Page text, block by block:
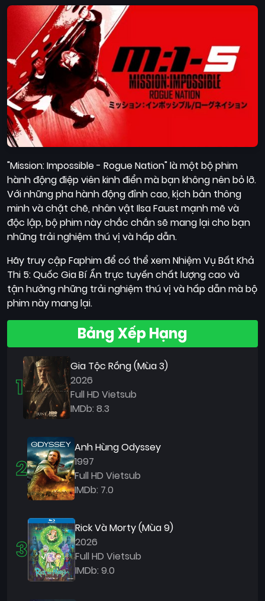
"Mission: Impossible - Rogue Nation" là một bộ phim
hành động điệp viên kinh điển mà bạn không nên bỏ lỡ.
Với những pha hành động đỉnh cao, kịch bản thông
minh và chặt chẽ, nhân vật Ilsa Faust mạnh mẽ và
độc lập, bộ phim này chắc chắn sẽ mang lại cho bạn
những trải nghiệm thú vị và hấp dẫn.
Hãy truy cập Faphim để có thể xem Nhiệm Vụ Bất Khả
Thi 5: Quốc Gia Bí Ẩn trực tuyến chất lượng cao và
tận hưởng những trải nghiệm thú vị và hấp dẫn mà bộ
phim này mang lại.
Bảng Xếp Hạng
1
Gia Tộc Rồng (Mùa 3)
2026
Full HD Vietsub
IMDb: 8.3
2
Anh Hùng Odyssey
1997
Full HD Vietsub
IMDb: 7.0
3
Rick Và Morty (Mùa 9)
2026
Full HD Vietsub
IMDb: 9.0